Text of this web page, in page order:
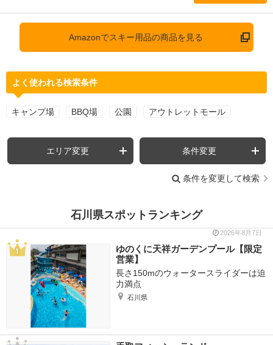
Amazonでスキー用品の商品を見る
よく使われる検索条件
キャンプ場 BBQ場 公園 アウトレットモール
エリア変更 条件変更
条件を変更して検索
石川県スポットランキング
2026年8月7日
ゆのくに天祥ガーデンプール【限定
営業】
長さ150mのウォータースライダーは迫
力満点
石川県